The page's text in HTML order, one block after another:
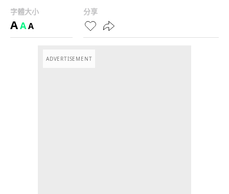
字體大小
AAA
分享
ADVERTISEMENT